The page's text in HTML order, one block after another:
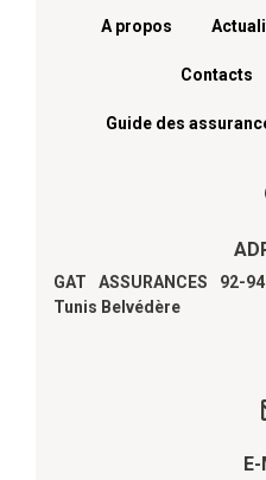
A propos
Contacts
Guide des
GAT ASSURANCES 92-
Tunis Belvédère